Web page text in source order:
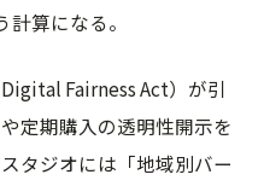
算になる。
Fairness Act）が引
定期購入の透明性開示を
タジオには「地域別バー